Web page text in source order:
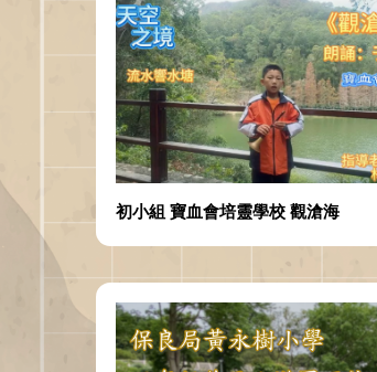
初小組 寶血會培靈學校 觀滄海